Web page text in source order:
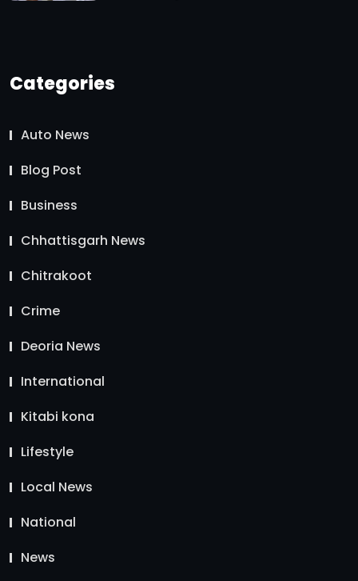
Categories
Auto News
Blog Post
Business
Chhattisgarh News
Chitrakoot
Crime
Deoria News
International
Kitabi kona
Lifestyle
Local News
National
News